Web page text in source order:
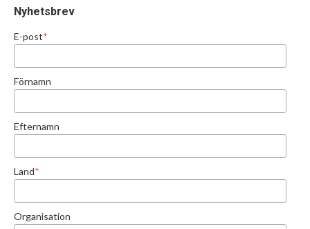
Nyhetsbrev
E-post*
Förnamn
Efternamn
Land*
Organisation